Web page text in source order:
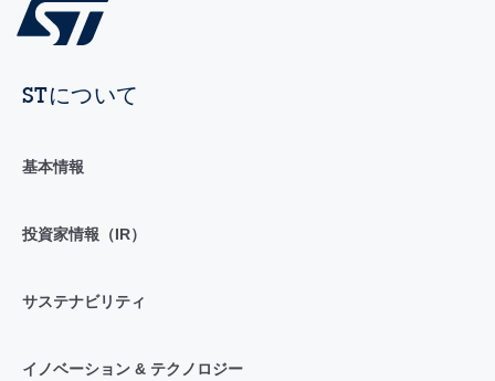
STについて
基本情報
投資家情報（IR）
サステナビリティ
イノベーション & テクノロジー